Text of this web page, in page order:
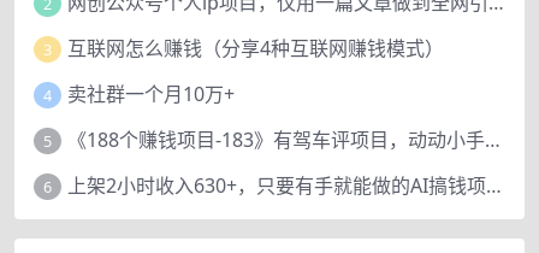
3 互联网怎么赚钱（分享4种互联网赚钱模式）
4 卖社群一个月10万+
5 《188个赚钱项目-183》有驾车评项目，动动小手，复制粘贴赚44元！
6 上架2小时收入630+，只要有手就能做的AI搞钱项目，奶奶看完都能学会!